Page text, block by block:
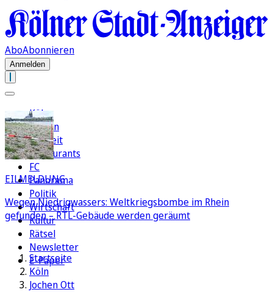
AboAbonnieren
Anmelden
Köln
Region
Freizeit
Restaurants
FC
Panorama
Politik
Wirtschaft
Kultur
Rätsel
Newsletter
E-Paper
EILMELDUNG
Wegen Niedrigwassers: Weltkriegsbombe im Rhein
gefunden – RTL-Gebäude werden geräumt
Startseite
Köln
Jochen Ott